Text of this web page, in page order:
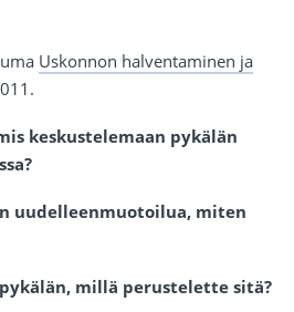
Uskonnon halventaminen ja
keskustelemaan pykälän
uudelleenmuotoilua, miten
millä perustelette sitä?